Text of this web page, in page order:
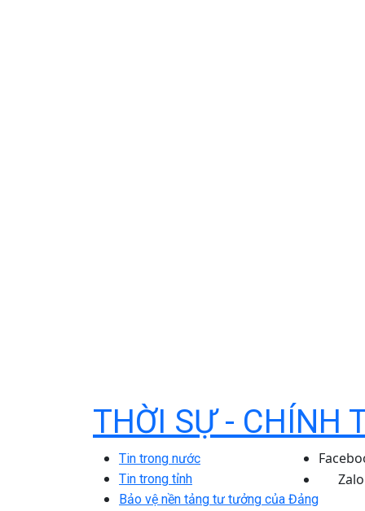
THỜI SỰ - CHÍNH
Tin trong nước
Tin trong tỉnh
Bảo vệ nền tảng tư tưởng của Đảng
Zalo